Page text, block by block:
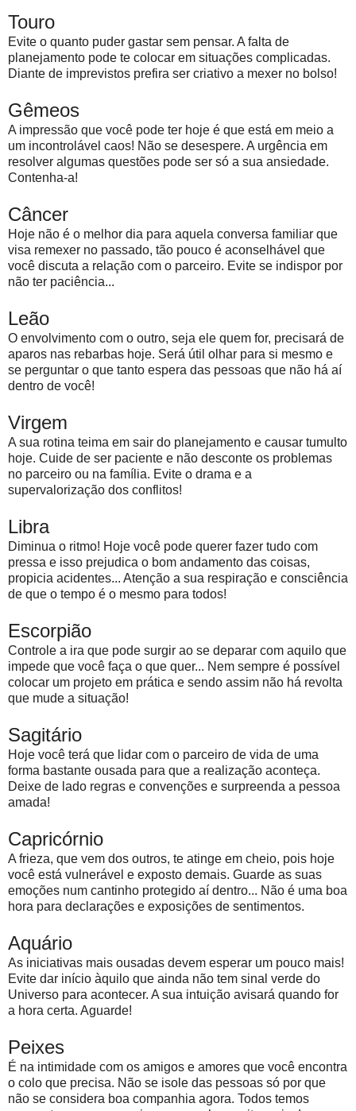
Touro
Evite o quanto puder gastar sem pensar. A falta de
planejamento pode te colocar em situações complicadas.
Diante de imprevistos prefira ser criativo a mexer no bolso!
Gêmeos
A impressão que você pode ter hoje é que está em meio a
um incontrolável caos! Não se desespere. A urgência em
resolver algumas questões pode ser só a sua ansiedade.
Contenha-a!
Câncer
Hoje não é o melhor dia para aquela conversa familiar que
visa remexer no passado, tão pouco é aconselhável que
você discuta a relação com o parceiro. Evite se indispor por
não ter paciência...
Leão
O envolvimento com o outro, seja ele quem for, precisará de
aparos nas rebarbas hoje. Será útil olhar para si mesmo e
se perguntar o que tanto espera das pessoas que não há aí
dentro de você!
Virgem
A sua rotina teima em sair do planejamento e causar tumulto
hoje. Cuide de ser paciente e não desconte os problemas
no parceiro ou na família. Evite o drama e a
supervalorização dos conflitos!
Libra
Diminua o ritmo! Hoje você pode querer fazer tudo com
pressa e isso prejudica o bom andamento das coisas,
propicia acidentes... Atenção a sua respiração e consciência
de que o tempo é o mesmo para todos!
Escorpião
Controle a ira que pode surgir ao se deparar com aquilo que
impede que você faça o que quer... Nem sempre é possível
colocar um projeto em prática e sendo assim não há revolta
que mude a situação!
Sagitário
Hoje você terá que lidar com o parceiro de vida de uma
forma bastante ousada para que a realização aconteça.
Deixe de lado regras e convenções e surpreenda a pessoa
amada!
Capricórnio
A frieza, que vem dos outros, te atinge em cheio, pois hoje
você está vulnerável e exposto demais. Guarde as suas
emoções num cantinho protegido aí dentro... Não é uma boa
hora para declarações e exposições de sentimentos.
Aquário
As iniciativas mais ousadas devem esperar um pouco mais!
Evite dar início àquilo que ainda não tem sinal verde do
Universo para acontecer. A sua intuição avisará quando for
a hora certa. Aguarde!
Peixes
É na intimidade com os amigos e amores que você encontra
o colo que precisa. Não se isole das pessoas só por que
não se considera boa companhia agora. Todos temos